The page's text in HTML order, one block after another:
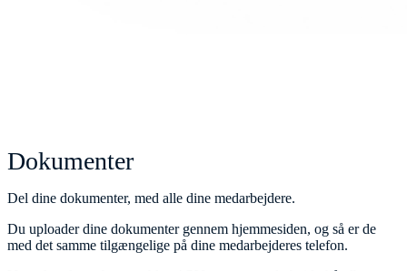
Dokumenter
Del dine dokumenter, med alle dine medarbejdere.
Du uploader dine dokumenter gennem hjemmesiden, og så er de
med det samme tilgængelige på dine medarbejderes telefon.